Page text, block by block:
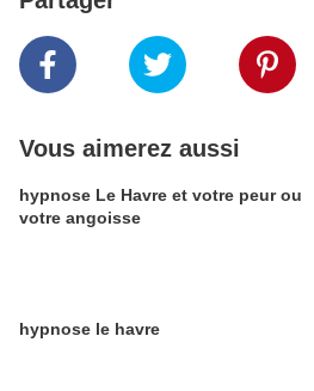
Vous aimerez aussi
hypnose Le Havre et votre peur ou
votre angoisse
hypnose le havre